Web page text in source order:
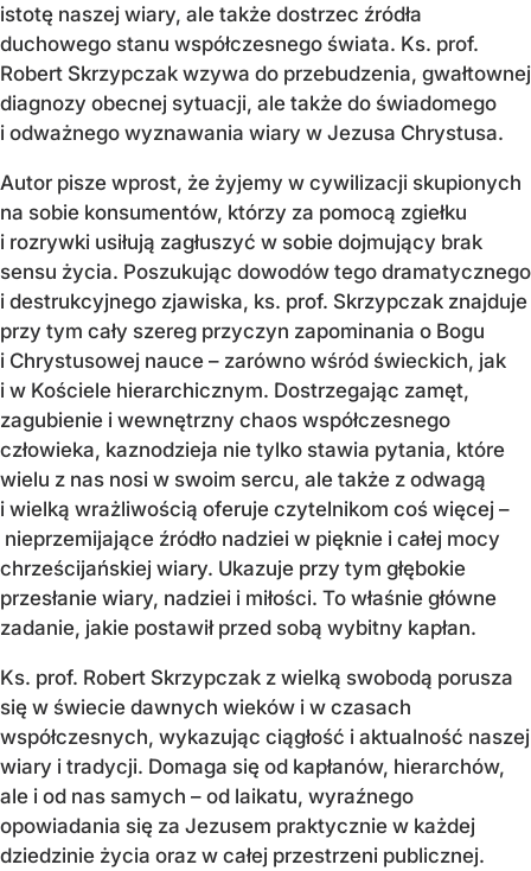
istotę naszej wiary, ale także dostrzec źródła
duchowego stanu współczesnego świata. Ks. prof.
Robert Skrzypczak wzywa do przebudzenia, gwałtownej
diagnozy obecnej sytuacji, ale także do świadomego
i odważnego wyznawania wiary w Jezusa Chrystusa.
Autor pisze wprost, że żyjemy w cywilizacji skupionych
na sobie konsumentów, którzy za pomocą zgiełku
i rozrywki usiłują zagłuszyć w sobie dojmujący brak
sensu życia. Poszukując dowodów tego dramatycznego
i destrukcyjnego zjawiska, ks. prof. Skrzypczak znajduje
przy tym cały szereg przyczyn zapominania o Bogu
i Chrystusowej nauce – zarówno wśród świeckich, jak
i w Kościele hierarchicznym. Dostrzegając zamęt,
zagubienie i wewnętrzny chaos współczesnego
człowieka, kaznodzieja nie tylko stawia pytania, które
wielu z nas nosi w swoim sercu, ale także z odwagą
i wielką wrażliwością oferuje czytelnikom coś więcej –
nieprzemijające źródło nadziei w pięknie i całej mocy
chrześcijańskiej wiary. Ukazuje przy tym głębokie
przesłanie wiary, nadziei i miłości. To właśnie główne
zadanie, jakie postawił przed sobą wybitny kapłan.
Ks. prof. Robert Skrzypczak z wielką swobodą porusza
się w świecie dawnych wieków i w czasach
współczesnych, wykazując ciągłość i aktualność naszej
wiary i tradycji. Domaga się od kapłanów, hierarchów,
ale i od nas samych – od laikatu, wyraźnego
opowiadania się za Jezusem praktycznie w każdej
dziedzinie życia oraz w całej przestrzeni publicznej.